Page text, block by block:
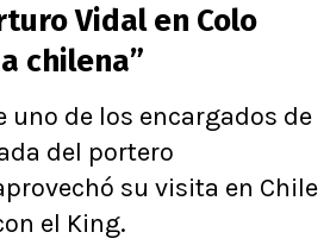
Vidal en Colo
chilena”
uno de los encargados de
del portero
su visita en Chile
el King.